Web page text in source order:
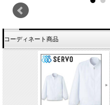
コーディネート商品